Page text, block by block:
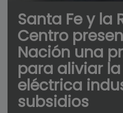
Santa Fe y la
Centro
Nación una
para aliviar
eléctrica
subsidios